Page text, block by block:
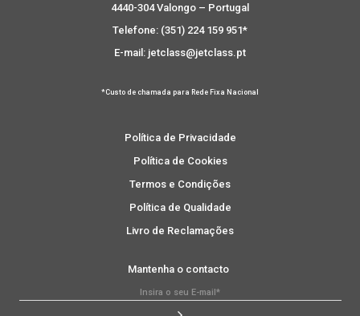
4440-304 Valongo – Portugal
Telefone: (351) 224 159 951*
E-mail: jetclass@jetclass.pt
*Custo de chamada para Rede Fixa Nacional
Política de Privacidade
Política de Cookies
Termos e Condições
Política de Qualidade
Livro de Reclamações
Mantenha o contacto